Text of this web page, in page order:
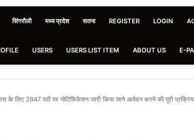
सिंगरौली मध्य प्रदेश सतना REGISTER LOGIN
USERS USERS LIST ITEM ABOUT US E-
पास के लिए 2847 पदों पर नोटिफिकेशन जारी किया जाने आवेदन करने की पूरी